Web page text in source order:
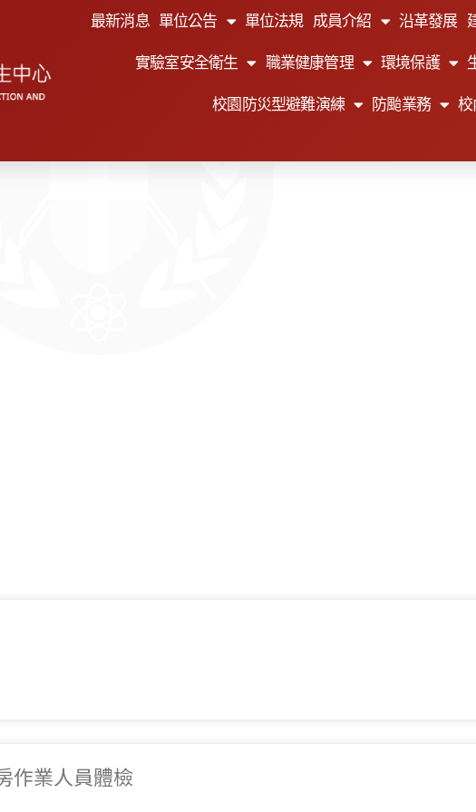
最新消息 單位公告 單位法規 成員介紹 沿革發展
實驗室安全衛生 職業健康管理 環境保護
校園防災型避難演練 防颱業務
作業人員體檢